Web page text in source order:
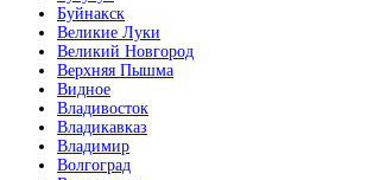
Буйнакск
Великие Луки
Великий Новгород
Верхняя Пышма
Видное
Владивосток
Владикавказ
Владимир
Волгоград